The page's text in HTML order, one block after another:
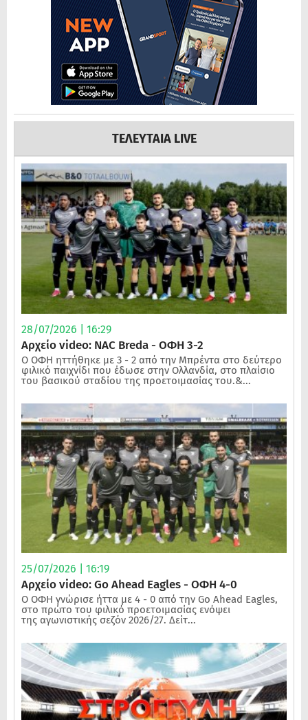
ΤΕΛΕΥΤΑΙΑ LIVE
28/07/2026 | 16:29
Αρχείο video: NAC Breda - ΟΦΗ 3-2
Ο ΟΦΗ ηττήθηκε με 3 - 2 από την Μπρέντα στο δεύτερο
φιλικό παιχνίδι που έδωσε στην Ολλανδία, στο πλαίσιο
του βασικού σταδίου της προετοιμασίας του.&...
25/07/2026 | 16:19
Αρχείο video: Go Ahead Eagles - ΟΦΗ 4-0
Ο ΟΦΗ γνώρισε ήττα με 4 - 0 από την Go Ahead Eagles,
στο πρώτο του φιλικό προετοιμασίας ενόψει
της αγωνιστικής σεζόν 2026/27. Δείτ...